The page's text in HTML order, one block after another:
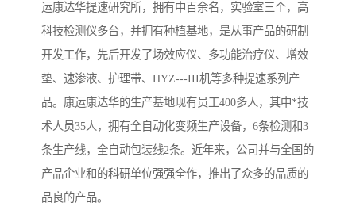
运康达华提速研究所，拥有中百余名，实验室三个，高
科技检测仪多台，并拥有种植基地，是从事产品的研制
开发工作，先后开发了场效应仪、多功能治疗仪、增效
垫、速渗液、护理带、HYZ---III机等多种提速系列产
品。康运康达华的生产基地现有员工400多人，其中*技
术人员35人，拥有全自动化变频生产设备，6条检测和3
条生产线，全自动包装线2条。近年来，公司并与全国的
产品企业和的科研单位强强全作，推出了众多的品质的
品良的产品。